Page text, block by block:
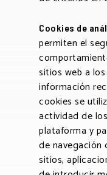
Cookies de
permiten el
sitios web a
información
cookies se
actividad de
plataforma y
de navegación
sitios,